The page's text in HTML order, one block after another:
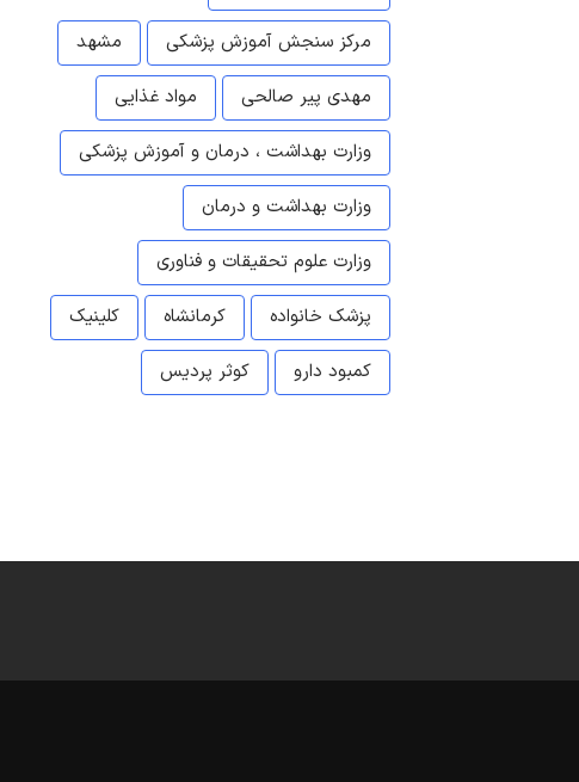
مرکز سنجش آموزش پزشکی
مشهد
مهدی پیر صالحی
مواد غذایی
وزارت بهداشت ، درمان و آموزش پزشکی
وزارت بهداشت و درمان
وزارت علوم تحقیقات و فناوری
پزشک خانواده
کرمانشاه
کلینیک
کمبود دارو
کوثر پردیس